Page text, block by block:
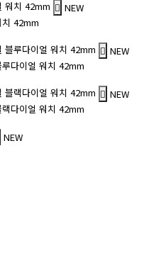
NEW
치 42mm
NEW
다이얼 워치 42mm
NEW
다이얼 워치 42mm
NEW